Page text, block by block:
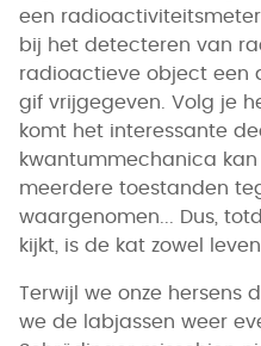
een
bij het detecteren van
radioactieve object een
gif vrijgegeven. Volg je
komt het interessante
kwantummechanica
meerdere toestanden
waargenomen... Dus,
kijkt, is de kat zowel
Terwijl we onze hersens
we de labjassen weer